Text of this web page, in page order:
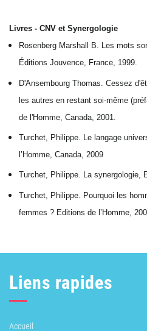
Livres - CNV et Synergologie
Rosenberg Marshall B. Les mots
Éditions Jouvence, France, 1999.
D'Ansembourg Thomas. Cessez
les autres en restant soi-même
de l'Homme, Canada, 2001.
Turchet, Philippe. Le langage
l’Homme, Canada, 2009
Turchet, Philippe. La synergologie,
Turchet, Philippe. Pourquoi les
femmes ? Editions de l’Homme,
Liens rapides
Accueil